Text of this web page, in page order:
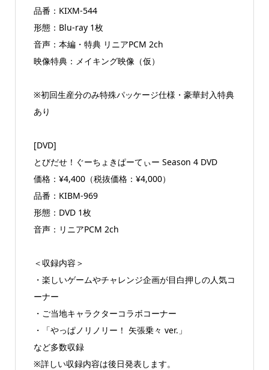
品番：KIXM-544
形態：Blu-ray 1枚
音声：本編・特典 リニアPCM 2ch
映像特典：メイキング映像（仮）
※初回生産分のみ特殊パッケージ仕様・豪華封入特典
あり
[DVD]
とびだせ！ぐーちょきぱーてぃー Season 4 DVD
価格：¥4,400（税抜価格：¥4,000）
品番：KIBM-969
形態：DVD 1枚
音声：リニアPCM 2ch
＜収録内容＞
・楽しいゲームやチャレンジ企画が目白押しの人気コ
ーナー
・ご当地キャラクターコラボコーナー
・「やっぱノリノリー！ 矢張乗々 ver.」
など多数収録
※詳しい収録内容は後日発表します。